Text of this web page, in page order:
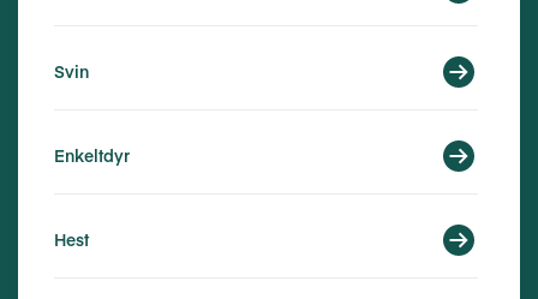
Svin
Enkeltdyr
Hest